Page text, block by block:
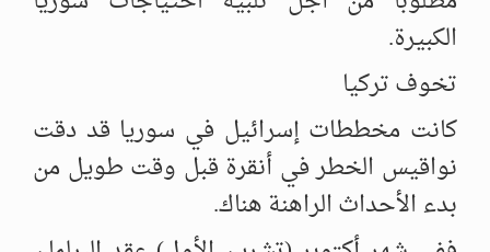
الكبيرة. ‏
تخوف تركيا
كانت مخططات إسرائيل في سوريا قد دقت
نواقيس الخطر في أنقرة قبل وقت ‏طويل من
بدء الأحداث الراهنة هناك. ‏